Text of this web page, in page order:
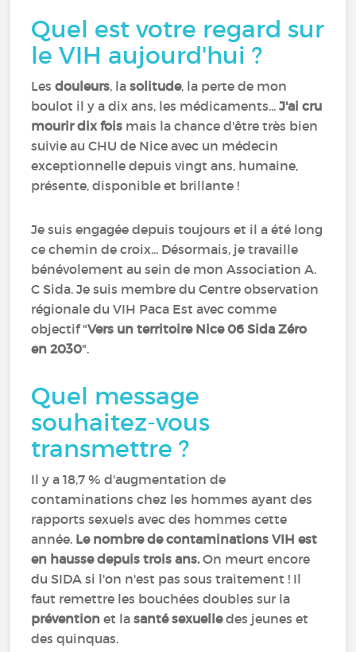
Quel est votre regard sur
le VIH aujourd'hui ?
Lesdouleurs, lasolitude, la perte de mon
boulot il y a dix ans, les médicaments...J'ai cru
mourir dix fois mais la chance d'être très bien
suivie au CHU de Nice avec un médecin
exceptionnelle depuis vingt ans, humaine,
présente, disponible et brillante !
Je suis engagée depuis toujours et il a été long
ce chemin de croix... Désormais, je travaille
bénévolement au sein de mon Association A.
C Sida. Je suis membre du Centre observation
régionale du VIH Paca Est avec comme
objectif "Vers un territoire Nice 06 Sida Zéro
en 2030".
Quel message
souhaitez-vous
transmettre ?
Il y a 18,7 % d'augmentation de
contaminations chez les hommes ayant des
rapports sexuels avec des hommes cette
année. Le nombre de contaminations VIH est
en hausse depuis trois ans.On meurt encore
du SIDA si l'on n'est pas sous traitement ! Il
faut remettre les bouchées doubles sur la
prévention et la santé sexuelledes jeunes et
des quinquas.